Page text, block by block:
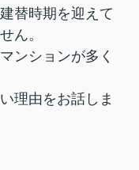
替時期を迎えて
ん。
ンションが多く
理由をお話しま